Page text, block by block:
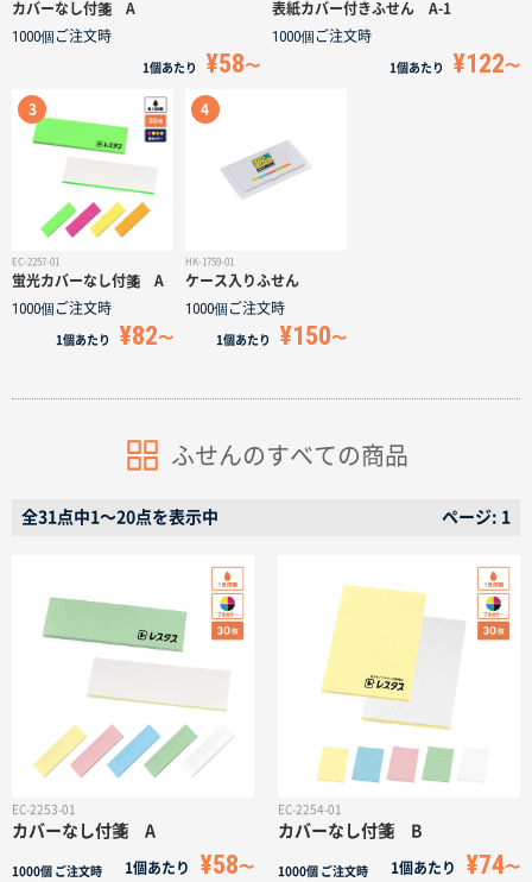
データ入稿ガイド
再注文について
よくあるご質問
名入れグループサイト
カバーなし付箋 A
1000個 ご注文時
1個 あたり ¥58
表紙カバー付きふせん A-1
1000個 ご注文時
1個 あたり ¥122
EC-2257-01
蛍光カバーなし付箋 A
1000個 ご注文時
1個 あたり ¥82
HK-1759-01
ケース入りふせん
1000個 ご注文時
1個 あたり ¥150
ふせんのすべての商品
全31点中1〜20点を表示中 ページ: 1
EC-2253-01
カバーなし付箋 A
1000個 ご注文時 1個あたり ¥58
EC-2254-01
カバーなし付箋 B
1000個 ご注文時 1個あたり ¥74